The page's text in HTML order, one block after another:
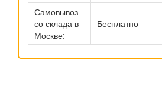
Самовывоз
со склада в
Москве:
Бесплатно